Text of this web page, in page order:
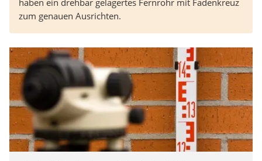
haben ein drehbar gelagertes Fernrohr mit Fadenkreuz
zum genauen Ausrichten.